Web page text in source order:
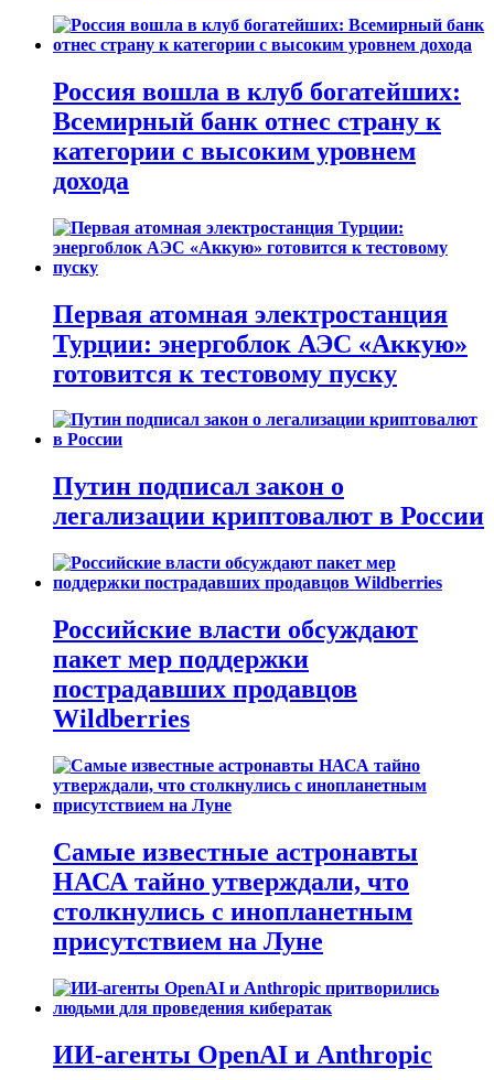
Россия вошла в клуб богатейших:
Всемирный банк отнес страну к
категории с высоким уровнем
дохода
Первая атомная электростанция
Турции: энергоблок АЭС «Аккую»
готовится к тестовому пуску
Путин подписал закон о
легализации криптовалют в России
Российские власти обсуждают
пакет мер поддержки
пострадавших продавцов
Wildberries
Самые известные астронавты
НАСА тайно утверждали, что
столкнулись с инопланетным
присутствием на Луне
ИИ-агенты OpenAI и Anthropic